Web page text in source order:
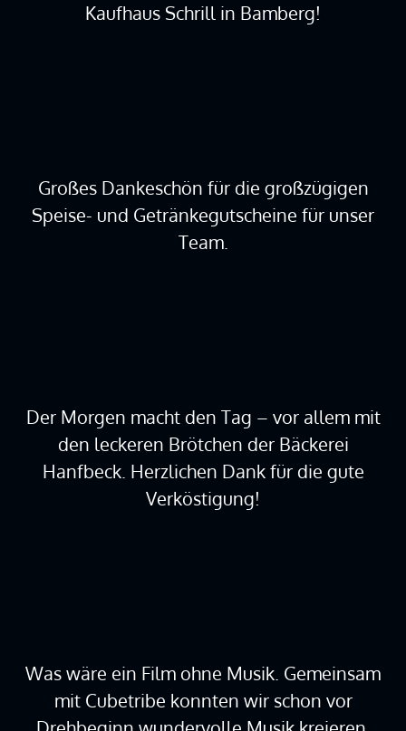
Kaufhaus Schrill in Bamberg!
Großes Dankeschön für die großzügigen
Speise- und Getränkegutscheine für unser
Team.
Der Morgen macht den Tag – vor allem mit
den leckeren Brötchen der Bäckerei
Hanfbeck. Herzlichen Dank für die gute
Verköstigung!
Was wäre ein Film ohne Musik. Gemeinsam
mit Cubetribe konnten wir schon vor